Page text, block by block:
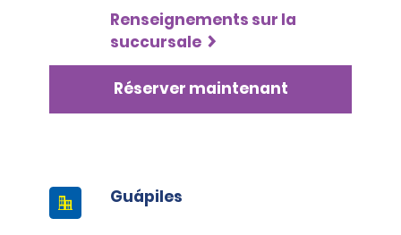
Renseignements sur la
succursale
Réserver maintenant
Guápiles